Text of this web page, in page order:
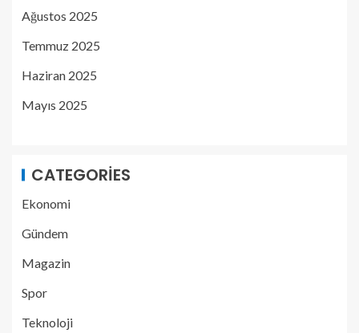
Ağustos 2025
Temmuz 2025
Haziran 2025
Mayıs 2025
CATEGORIES
Ekonomi
Gündem
Magazin
Spor
Teknoloji